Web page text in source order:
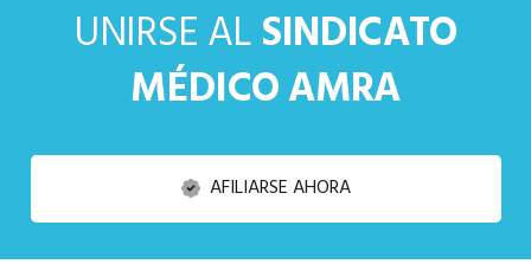
UNIRSE ALSINDICATO
MÉDICO AMRA
AFILIARSE AHORA